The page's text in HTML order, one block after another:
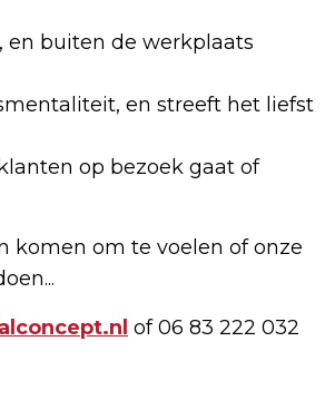
en buiten de werkplaats
en streeft het liefst
op bezoek gaat of
komen om te voelen of onze
of 06 83 222 032